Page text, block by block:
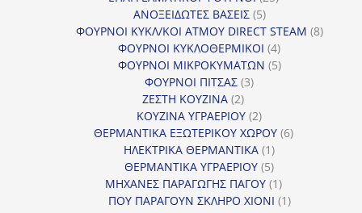
ΑΝΟΞΕΙΔΩΤΕΣ ΒΑΣΕΙΣ 55
προϊόντα
ΦΟΥΡΝΟΙ ΚΥΚΛ/ΚΟΙ ΑΤΜΟΥ DIRECT STEAM 88
ΦΟΥΡΝΟΙ ΚΥΚΛΟΘΕΡΜΙΚΟΙ 44
προϊόντα
ΦΟΥΡΝΟΙ ΜΙΚΡΟΚΥΜΑΤΩΝ 55
ΦΟΥΡΝΟΙ ΠΙΤΣΑΣ 33
ΖΕΣΤΗ ΚΟΥΖΙΝΑ 22
προϊόντα
ΚΟΥΖΙΝΑ ΥΓΡΑΕΡΙΟΥ 22
προϊόντα
ΘΕΡΜΑΝΤΙΚΑ ΕΞΩΤΕΡΙΚΟΥ ΧΩΡΟΥ 66
ΗΛΕΚΤΡΙΚΑ ΘΕΡΜΑΝΤΙΚΑ 11
προϊόν
ΘΕΡΜΑΝΤΙΚΑ ΥΓΡΑΕΡΙΟΥ 55
προϊόντα
ΜΗΧΑΝΕΣ ΠΑΡΑΓΩΓΗΣ ΠΑΓΟΥ 11
προϊόν
ΠΟΥ ΠΑΡΑΓΟΥΝ ΣΚΛΗΡΟ ΧΙΟΝΙ 11